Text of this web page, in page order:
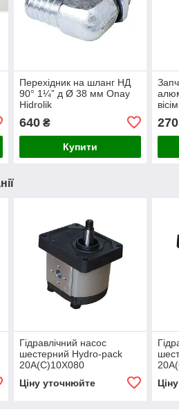
Перехідник на шланг НД
90° 1¼” д Ø 38 мм Onay
Hidrolik
640₴
Купити
270
Гідравлічний насос
шестерний Hydro-pack
20A(C)10X080
Ціну уточнюйте